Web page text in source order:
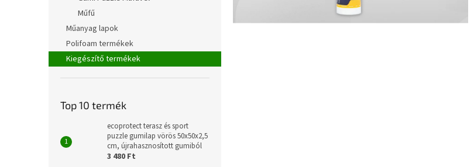
Műfű
Műanyag lapok
Polifoam termékek
Kiegészítő termékek
Top 10 termék
ecoprotect terasz és sport
puzzle gumilap vörös 50x50x2,5
cm, újrahasznosított gumiból
3 480 Ft